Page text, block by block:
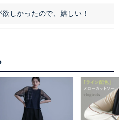
しかったので、嬉しい！